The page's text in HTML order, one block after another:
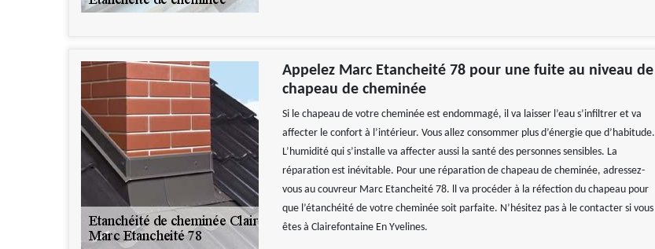
Appelez Marc Etancheité 78 pour une fuite au niveau de
chapeau de cheminée
Si le chapeau de votre cheminée est endommagé, il va laisser l’eau s’infiltrer et va
affecter le confort à l’intérieur. Vous allez consommer plus d’énergie que d’habitude.
L’humidité qui s’installe va affecter aussi la santé des personnes sensibles. La
réparation est inévitable. Pour une réparation de chapeau de cheminée, adressez-
vous au couvreur Marc Etancheité 78. ll va procéder à la réfection du chapeau pour
que l’étanchéité de votre cheminée soit parfaite. N’hésitez pas à le contacter si vous
êtes à Clairefontaine En Yvelines.